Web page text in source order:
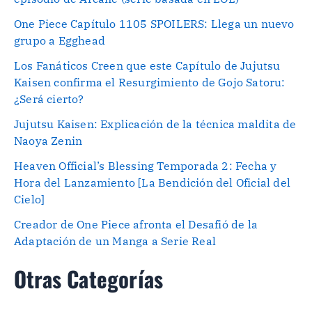
One Piece Capítulo 1105 SPOILERS: Llega un nuevo
grupo a Egghead
Los Fanáticos Creen que este Capítulo de Jujutsu
Kaisen confirma el Resurgimiento de Gojo Satoru:
¿Será cierto?
Jujutsu Kaisen: Explicación de la técnica maldita de
Naoya Zenin
Heaven Official’s Blessing Temporada 2: Fecha y
Hora del Lanzamiento [La Bendición del Oficial del
Cielo]
Creador de One Piece afronta el Desafió de la
Adaptación de un Manga a Serie Real
Otras Categorías